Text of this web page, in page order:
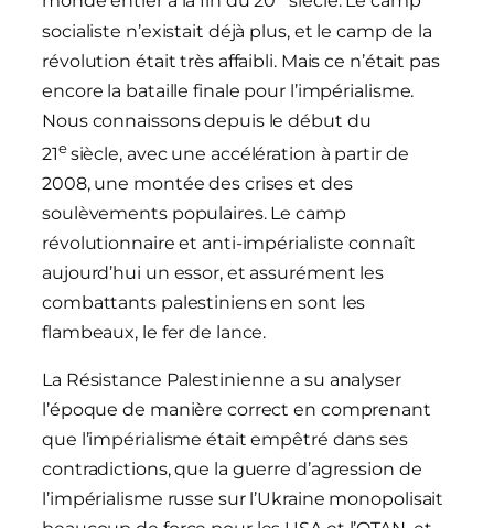
socialiste n’existait déjà plus, et le camp de la
révolution était très affaibli. Mais ce n’était pas
encore la bataille finale pour l’impérialisme.
Nous connaissons depuis le début du
21esiècle, avec une accélération à partir de
2008, une montée des crises et des
soulèvements populaires. Le camp
révolutionnaire et anti-impérialiste connaît
aujourd’hui un essor, et assurément les
combattants palestiniens en sont les
flambeaux, le fer de lance.
La Résistance Palestinienne a su analyser
l’époque de manière correct en comprenant
que l’impérialisme était empêtré dans ses
contradictions, que la guerre d’agression de
l’impérialisme russe sur l’Ukraine monopolisait